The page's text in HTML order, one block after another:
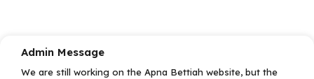
Admin Message
We are still working on the Apna Bettiah website, but the